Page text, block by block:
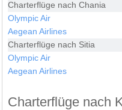
Charterflüge nach Chania
Olympic Air
Aegean Airlines
Charterflüge nach Sitia
Olympic Air
Aegean Airlines
Charterflüge nach